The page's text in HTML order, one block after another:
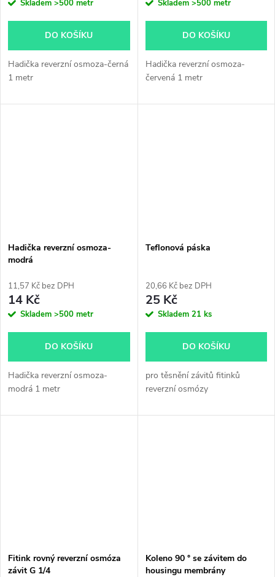
Skladem >500 metr
DO KOŠÍKU
Hadička reverzní osmoza-černá
1 metr
Skladem >500 metr
DO KOŠÍKU
Hadička reverzní osmoza-
červená 1 metr
Hadička reverzní osmoza-
modrá
11,57 Kč bez DPH
14 Kč
Skladem >500 metr
DO KOŠÍKU
Hadička reverzní osmoza-
modrá 1 metr
Teflonová páska
20,66 Kč bez DPH
25 Kč
Skladem 21 ks
DO KOŠÍKU
pro těsnění závitů fitinků
reverzní osmózy
Fitink rovný reverzní osmóza
závit G 1/4
Koleno 90 ° se závitem do
housingu membrány